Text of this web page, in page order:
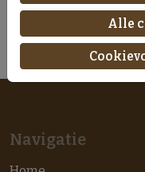
Navigatie
Alle